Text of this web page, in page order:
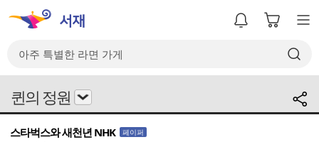
퀸의 정원
스타벅스와 새천년 NHK 페이퍼